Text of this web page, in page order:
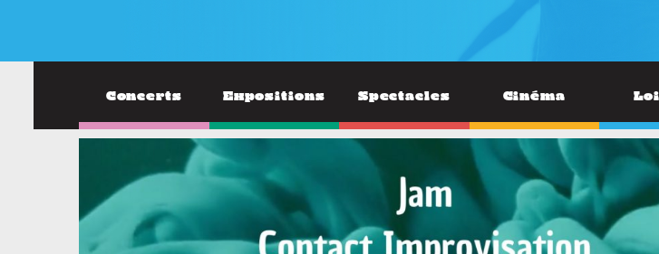
Concerts Expositions Spectacles Cinéma